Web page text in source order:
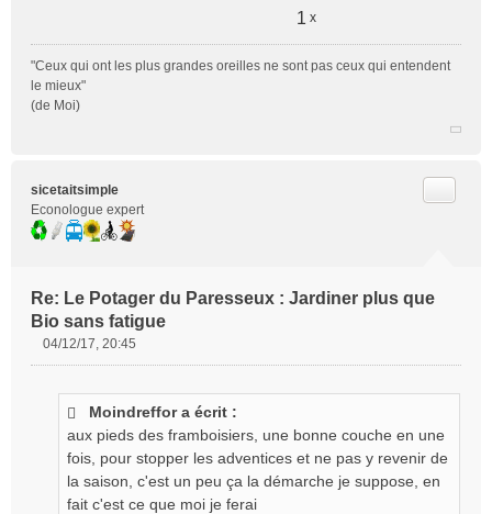
1 x
"Ceux qui ont les plus grandes oreilles ne sont pas ceux qui entendent
le mieux"
(de Moi)
sicetaitsimple
Econologue expert
Re: Le Potager du Paresseux : Jardiner plus que
Bio sans fatigue
04/12/17, 20:45
Moindreffor a écrit :
aux pieds des framboisiers, une bonne couche en une
fois, pour stopper les adventices et ne pas y revenir de
la saison, c'est un peu ça la démarche je suppose, en
fait c'est ce que moi je ferai